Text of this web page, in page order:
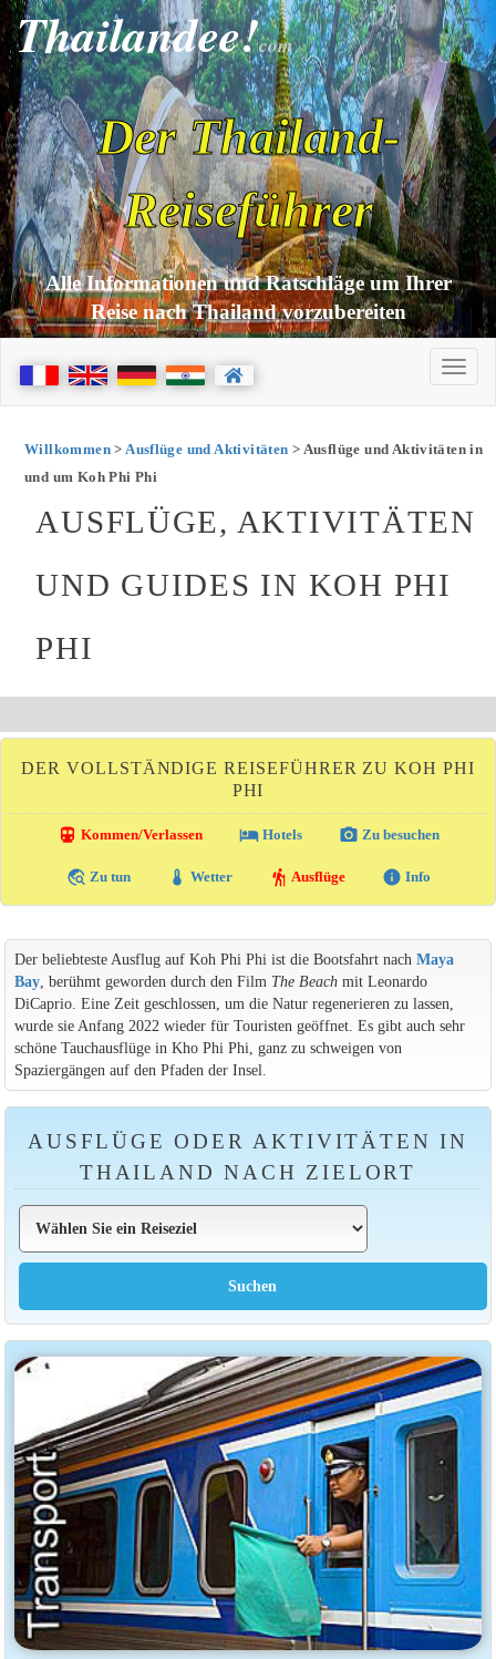
Thailandee!com
Der Thailand-
Reiseführer
Alle Informationen und Ratschläge um Ihrer
Reise nach Thailand vorzubereiten
Willkommen>Ausflüge und Aktivitäten > Ausflüge und Aktivitäten in
und um Koh Phi Phi
AUSFLÜGE, AKTIVITÄTEN
UND GUIDES IN KOH PHI
PHI
DER VOLLSTÄNDIGE REISEFÜHRER ZU KOH PHI
PHI
directions_transit Kommen/Verlassen local_hotelHotels photo_camera Zu besuchen
travel_explore Zu tun thermostat Wetter hiking Ausflüge info Info
Der beliebteste Ausflug auf Koh Phi Phi ist die Bootsfahrt nach Maya
Bay, berühmt geworden durch den Film The Beachmit Leonardo
DiCaprio. Eine Zeit geschlossen, um die Natur regenerieren zu lassen,
wurde sie Anfang 2022 wieder für Touristen geöffnet. Es gibt auch sehr
schöne Tauchausflüge in Kho Phi Phi, ganz zu schweigen von
Spaziergängen auf den Pfaden der Insel.
AUSFLÜGE ODER AKTIVITÄTEN IN
THAILAND NACH ZIELORT